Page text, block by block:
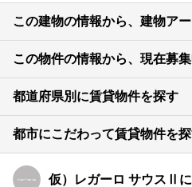
この建物の情報から、建物ア
この物件の情報から、現在募
都道府県別に賃貸物件を探す
都市にこだわって賃貸物件を
仮）レガーロ サウスⅡ